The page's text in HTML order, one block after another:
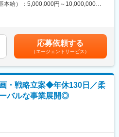
な時は大阪・東京等へ出張（宿泊も伴
です。（海外出張はほとんどありませ
9名女性）
ます。
く、在宅勤務のため子育てしながらキ
ズにおけるガイダンス相談用報告書の
談に向けた戦略構築・資料作成・助言
ではなく、社内メンバーと協働しなが
。
計から規制対応まで関わり、開発全
ることが可能です。
本給）：5,000,000円～10,000,000円
じて上下する可能性があります。月給
記です。
応募依頼する
（エージェントサービス）
・戦略立案◆年休130日／柔
バルな事業展開◎